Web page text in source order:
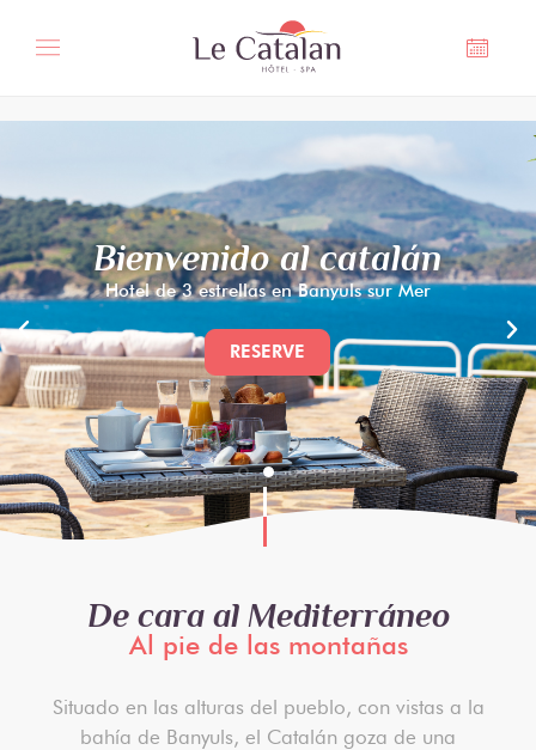
Bienvenido al catalán
Hotel de 3 estrellas en Banyuls sur Mer
RESERVE
De cara al Mediterráneo
Al pie de las montañas
Situado en las alturas del pueblo, con vistas a la
bahía de Banyuls, el Catalán goza de una